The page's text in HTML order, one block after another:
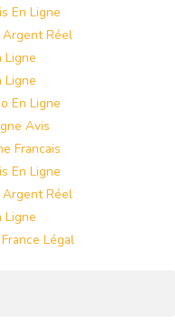
En Ligne
Argent Réel
Ligne
Ligne
En Ligne
Avis
Francais
En Ligne
Argent Réel
Ligne
Légal